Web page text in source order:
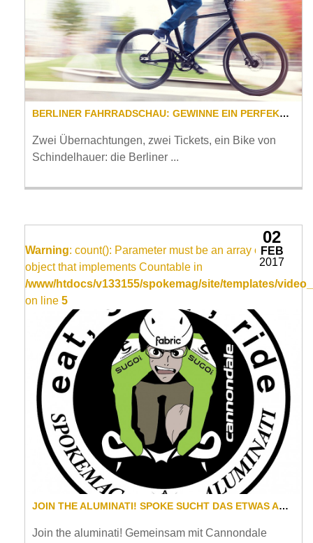
BERLINER FAHRRADSCHAU: GEWINNE EIN PERFEKTES HAUPTSTADT-WOCHENENDE INKL. NEUEM BIKE!
Zwei Übernachtungen, zwei Tickets, ein Bike von
Schindelhauer: die Berliner ...
Warning: count(): Parameter must be an array or an
object that implements Countable in
/www/htdocs/v133155/spokemag/site/templates/
on line 5
JOIN THE ALUMINATI! SPOKE SUCHT DAS ETWAS ANDERE TEAM...
Join the aluminati! Gemeinsam mit Cannondale
02
FEB
2017